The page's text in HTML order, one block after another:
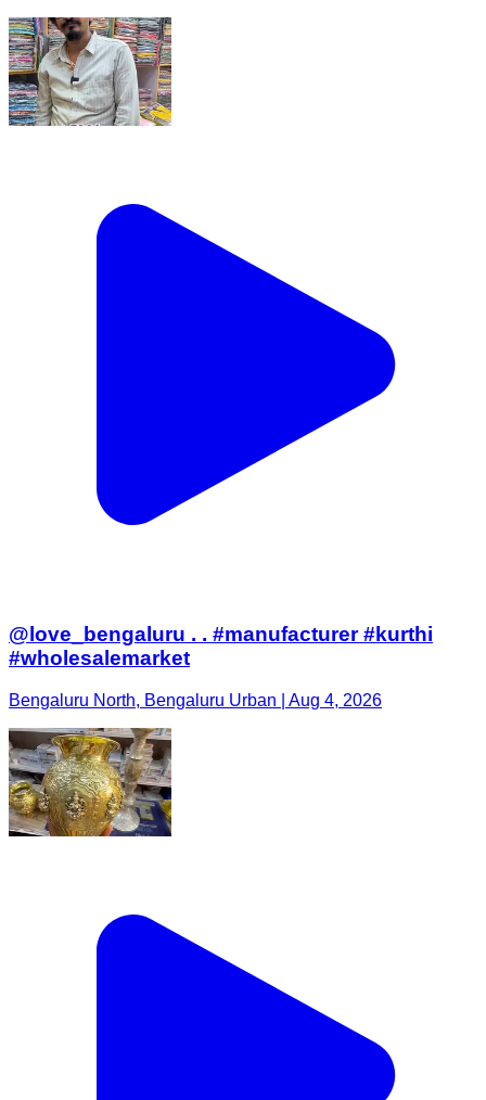
@love_bengaluru . . #manufacturer #kurthi
#wholesalemarket
Bengaluru North, Bengaluru Urban | Aug 4, 2026